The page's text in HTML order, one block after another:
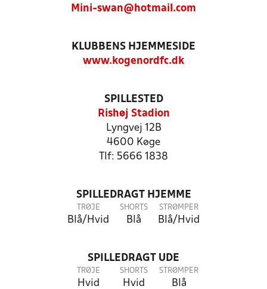
Mini-swan@hotmail.com
KLUBBENS HJEMMESIDE
www.kogenordfc.dk
SPILLESTED
Rishøj Stadion
Lyngvej 12B
4600 Køge
Tlf: 5666 1838
SPILLEDRAGT HJEMME
TRØJE
Blå/Hvid
SHORTS
Blå
STRØMPER
Blå/Hvid
SPILLEDRAGT UDE
TRØJE
Hvid
SHORTS
Hvid
STRØMPER
Blå